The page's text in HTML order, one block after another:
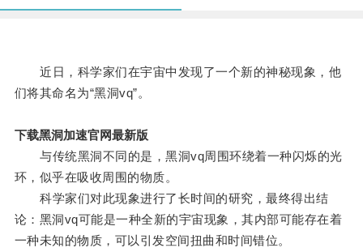
近日，科学家们在宇宙中发现了一个新的神秘现象，他
们将其命名为“黑洞vq”。
下载黑洞加速官网最新版
与传统黑洞不同的是，黑洞vq周围环绕着一种闪烁的光
环，似乎在吸收周围的物质。
科学家们对此现象进行了长时间的研究，最终得出结
论：黑洞vq可能是一种全新的宇宙现象，其内部可能存在着
一种未知的物质，可以引发空间扭曲和时间错位。